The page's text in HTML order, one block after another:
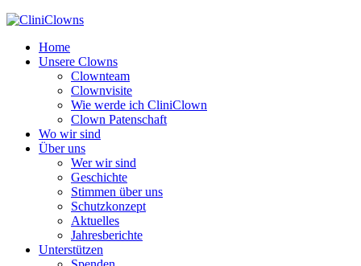
Home
Unsere Clowns
Clownteam
Clownvisite
Wie werde ich CliniClown
Clown Patenschaft
Wo wir sind
Über uns
Wer wir sind
Geschichte
Stimmen über uns
Schutzkonzept
Aktuelles
Jahresberichte
Unterstützen